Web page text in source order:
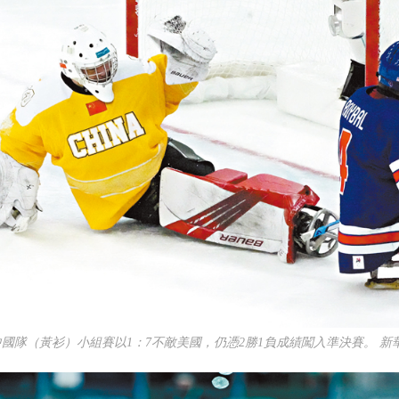
隊（黃衫）小組賽以1：7不敵美國，仍憑2勝1負成績闖入準決賽。 新